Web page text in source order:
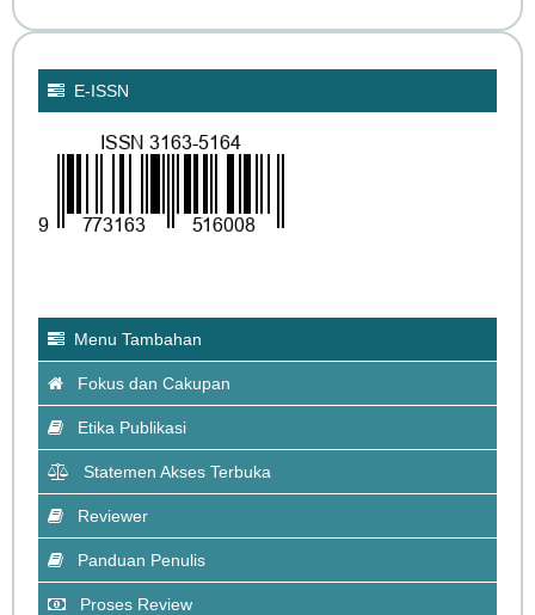
E-ISSN
Menu Tambahan
Fokus dan Cakupan
Etika Publikasi
Statemen Akses Terbuka
Reviewer
Panduan Penulis
Proses Review